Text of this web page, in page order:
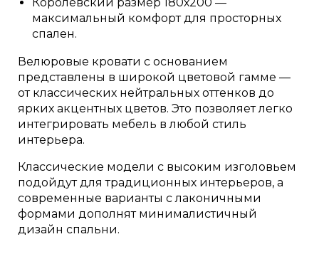
максимальный комфорт для просторных
спален.
Велюровые кровати с основанием
представлены в широкой цветовой гамме —
от классических нейтральных оттенков до
ярких акцентных цветов. Это позволяет легко
интегрировать мебель в любой стиль
интерьера.
Классические модели с высоким изголовьем
подойдут для традиционных интерьеров, а
современные варианты с лаконичными
формами дополнят минималистичный
дизайн спальни.